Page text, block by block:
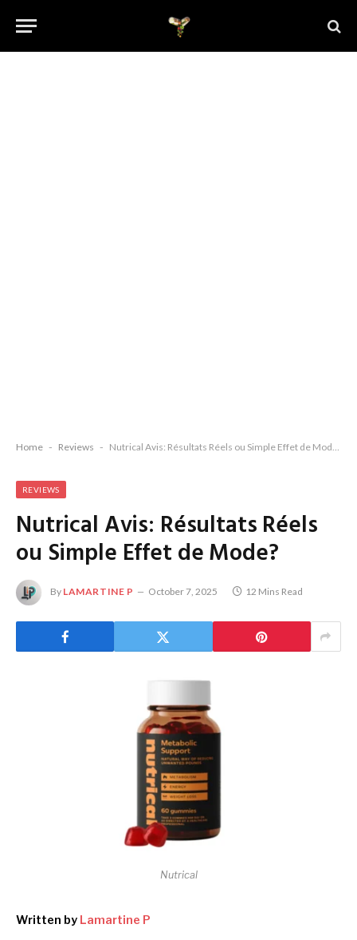
Home - Reviews - Nutrical Avis: Résultats Réels ou Simple Effet de Mode?
REVIEWS
Nutrical Avis: Résultats Réels
ou Simple Effet de Mode?
By LAMARTINE P October 7, 2025 12 Mins Read
Nutrical
Written by Lamartine P